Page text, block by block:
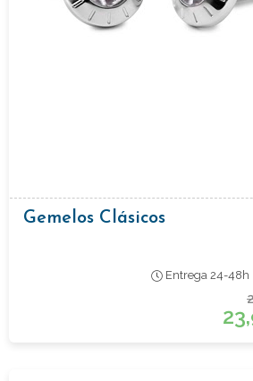
Gemelos Clásicos
Entrega 24-48h
23,